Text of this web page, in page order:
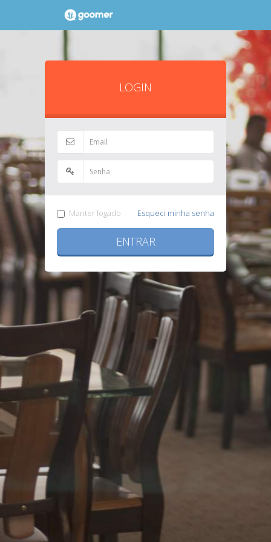
LOGIN
Manter logado Esqueci minha senha
ENTRAR